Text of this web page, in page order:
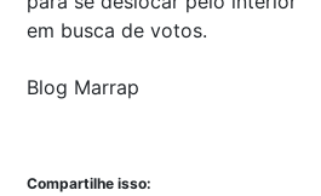
em busca de votos.
Blog Marrap
Compartilhe isso: